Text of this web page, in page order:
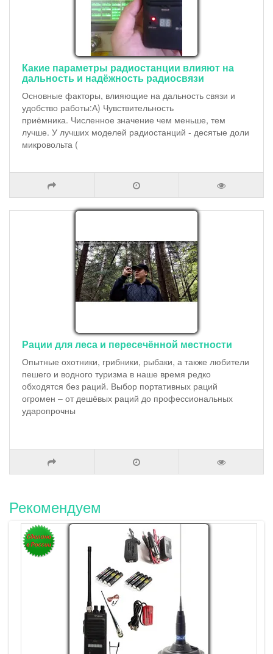
Какие параметры радиостанции влияют на
дальность и надёжность радиосвязи
Основные факторы, влияющие на дальность связи и
удобство работы:А) Чувствительность
приёмника. Численное значение чем меньше, тем
лучше. У лучших моделей радиостанций - десятые доли
микровольта (
Рации для леса и пересечённой местности
Опытные охотники, грибники, рыбаки, а также любители
пешего и водного туризма в наше время редко
обходятся без раций. Выбор портативных раций
огромен – от дешёвых раций до профессиональных
ударопрочны
Рекомендуем